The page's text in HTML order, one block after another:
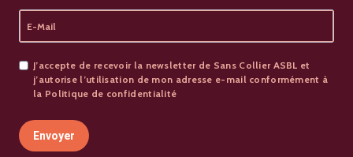
J’accepte de recevoir la newsletter de Sans Collier ASBL et
j’autorise l’utilisation de mon adresse e-mail conformément à
la Politique de confidentialité
Envoyer